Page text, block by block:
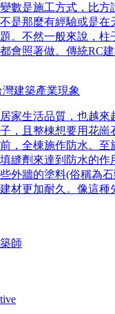
數是施工方式，比方
是那麼有經驗或是在
。不然一般來說，柱
會照著做。傳統RC
建築產業現象
家生活品質，也越來
，且整棟想要用花崗
，全棟施作防水。至
縫劑來達到防水的作
外牆的塗料(俗稱為
材更加耐久。像這種
師